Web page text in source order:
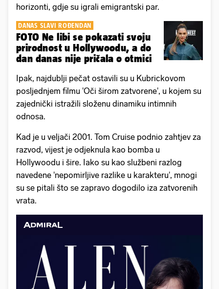
horizonti, gdje su igrali emigrantski par.
DANAS SLAVI ROĐENDAN
FOTO Ne libi se pokazati svoju
prirodnost u Hollywoodu, a do
dan danas nije pričala o otmici
Ipak, najdublji pečat ostavili su u Kubrickovom
posljednjem filmu 'Oči širom zatvorene', u kojem su
zajednički istražili složenu dinamiku intimnih
odnosa.
Kad je u veljači 2001. Tom Cruise podnio zahtjev za
razvod, vijest je odjeknula kao bomba u
Hollywoodu i šire. Iako su kao službeni razlog
navedene 'nepomirljive razlike u karakteru', mnogi
su se pitali što se zapravo dogodilo iza zatvorenih
vrata.